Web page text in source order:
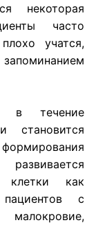
некоторая
часто
учатся,
в течение
становится
клетки как
с